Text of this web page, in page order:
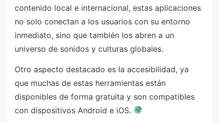
contenido local e internacional, estas aplicaciones
no solo conectan a los usuarios con su entorno
inmediato, sino que también los abren a un
universo de sonidos y culturas globales.
Otro aspecto destacado es la accesibilidad, ya
que muchas de estas herramientas están
disponibles de forma gratuita y son compatibles
con dispositivos Android e iOS.